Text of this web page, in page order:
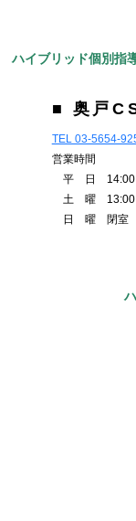
ハイブリッド個別指
■ 奥戸
TEL 03-5654-
営業時間
平 日 14:00
土 曜 13:00
日 曜 閉室